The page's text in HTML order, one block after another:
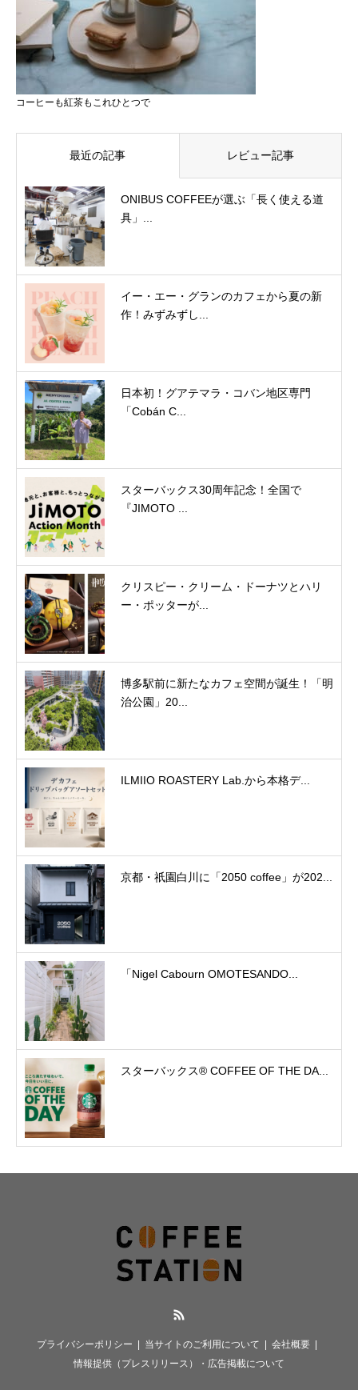
コーヒーも紅茶もこれひとつで
最近の記事 レビュー記事
ONIBUS COFFEEが選ぶ「長く使える道
具」...
イー・エー・グランのカフェから夏の新
作！みずみずし...
日本初！グアテマラ・コバン地区専門
「Cobán C...
スターバックス30周年記念！全国で
『JIMOTO ...
クリスピー・クリーム・ドーナツとハリ
ー・ポッターが...
博多駅前に新たなカフェ空間が誕生！「明
治公園」20...
ILMIIO ROASTERY Lab.から本格デ...
京都・祇園白川に「2050 coffee」が202...
「Nigel Cabourn OMOTESANDO...
スターバックス® COFFEE OF THE DA...
プライバシーポリシー 当サイトのご利用について
会社概要
情報提供（プレスリリース）・広告掲載について